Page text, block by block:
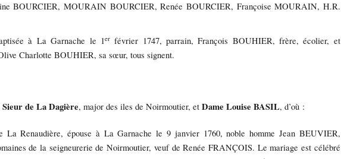
BOURCIER, MOURAIN BOURCIER, Renée BOURCIER, Françoise MOURAIN, H.R.
à La Garnache le 1erfévrier 1747, parrain, François BOUHIER, frère, écolier, et
Charlotte BOUHIER, sa sœur, tous signent.
de La Dagière, major des iles de Noirmoutier, etDame Louise BASIL, d’où :
La Renaudière, épouse à La Garnache le 9 janvier 1760, noble homme Jean BEUVIER,
de la seigneurerie de Noirmoutier, veuf de Renée FRANÇOIS. Le mariage est célébré